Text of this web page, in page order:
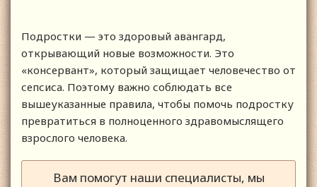
Подростки — это здоровый авангард,
открывающий новые возможности. Это
«консервант», который защищает человечество от
сепсиса. Поэтому важно соблюдать все
вышеуказанные правила, чтобы помочь подростку
превратиться в полноценного здравомыслящего
взрослого человека.
Вам помогут наши специалисты, мы